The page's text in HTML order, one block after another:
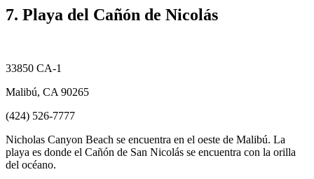
7. Playa del Cañón de Nicolás
33850 CA-1
Malibú, CA 90265
(424) 526-7777
Nicholas Canyon Beach se encuentra en el oeste de Malibú. La
playa es donde el Cañón de San Nicolás se encuentra con la orilla
del océano.